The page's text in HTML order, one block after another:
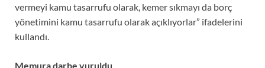
vermeyi kamu tasarrufu olarak, kemer sıkmayı da borç
yönetimini kamu tasarrufu olarak açıklıyorlar” ifadelerini
kullandı.
Memura darbe vuruldu